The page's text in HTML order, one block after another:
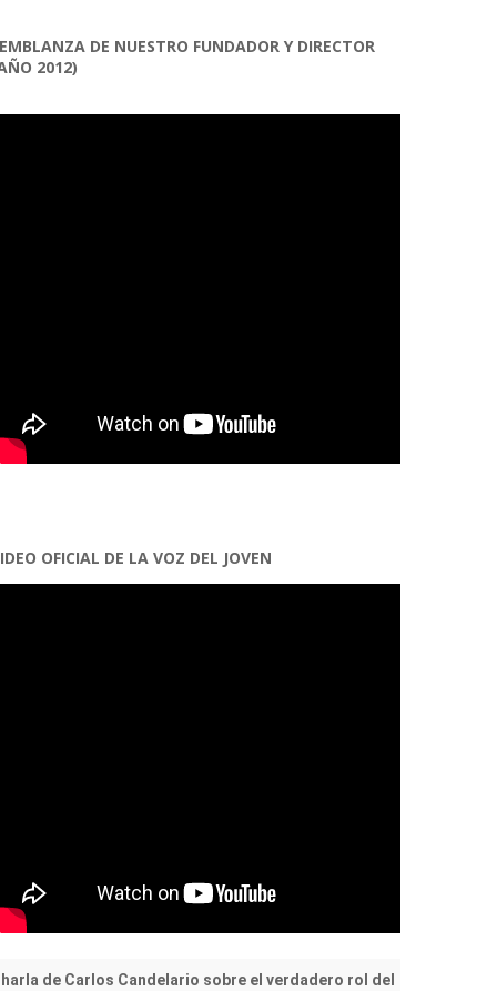
DE NUESTRO FUNDADOR Y DIRECTOR
2012)
OFICIAL DE LA VOZ DEL JOVEN
de Carlos Candelario sobre el verdadero rol del